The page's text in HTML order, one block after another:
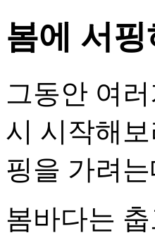
봄에 서
그동안 여
시 시작해
핑을 가려
봄바다는